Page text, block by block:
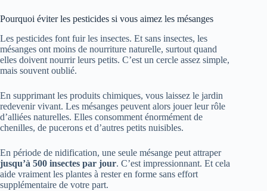
Pourquoi éviter les pesticides si vous aimez les mésanges
Les pesticides font fuir les insectes. Et sans insectes, les
mésanges ont moins de nourriture naturelle, surtout quand
elles doivent nourrir leurs petits. C’est un cercle assez simple,
mais souvent oublié.
En supprimant les produits chimiques, vous laissez le jardin
redevenir vivant. Les mésanges peuvent alors jouer leur rôle
d’alliées naturelles. Elles consomment énormément de
chenilles, de pucerons et d’autres petits nuisibles.
En période de nidification, une seule mésange peut attraper
jusqu’à 500 insectes par jour. C’est impressionnant. Et cela
aide vraiment les plantes à rester en forme sans effort
supplémentaire de votre part.